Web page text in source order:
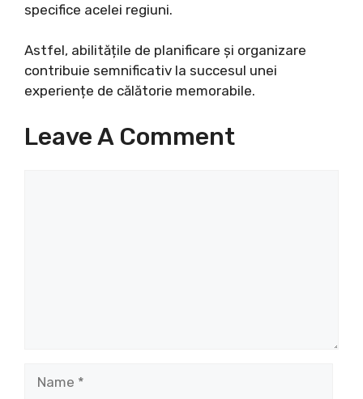
specifice acelei regiuni.
Astfel, abilitățile de planificare și organizare
contribuie semnificativ la succesul unei
experiențe de călătorie memorabile.
Leave A Comment